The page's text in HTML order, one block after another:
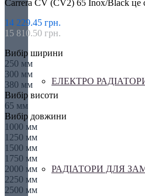
ЕЛЕКТРО
РАДІАТОРИ ДЛЯ
Carrera CV (CV2) 65 Inox/Black це
14 229.45 грн.
15 810.50 грн.
Вибір ширини
250 мм
300 мм
380 мм
Вибір висоти
65 мм
Вибір довжини
1000 мм
1250 мм
1500 мм
1750 мм
2000 мм
2250 мм
2500 мм